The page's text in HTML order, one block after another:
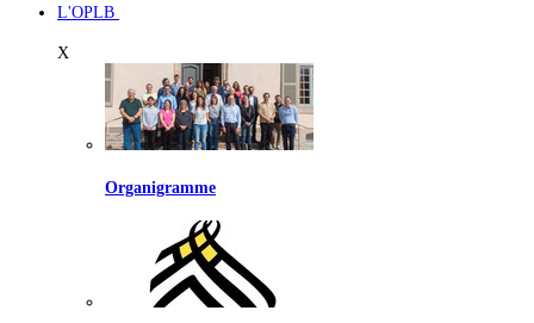
L'OPLB
X
Organigramme